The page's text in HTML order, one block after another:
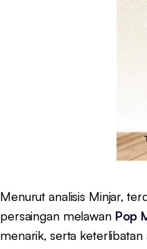
Menurut analisis Minjar,
persaingan melawan Pop
menarik, serta